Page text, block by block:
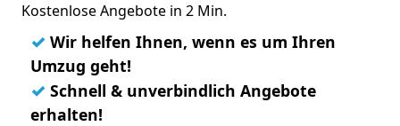
Kostenlose Angebote in 2 Min.
✓ Wir helfen Ihnen, wenn es um Ihren
Umzug geht!
✓ Schnell & unverbindlich Angebote
erhalten!